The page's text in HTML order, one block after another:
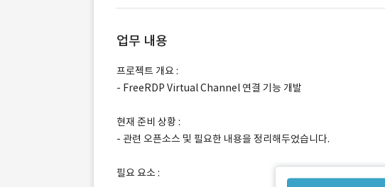
업무 내용
프로젝트 개요 :
- FreeRDP Virtual Channel 연결 기능 개발
현재 준비 상황 :
- 관련 오픈소스 및 필요한 내용을 정리해두었습니다.
필요 요소 :